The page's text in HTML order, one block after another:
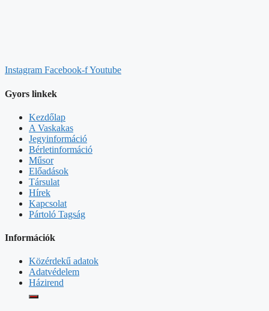
Instagram Facebook-fYoutube
Gyors linkek
Kezdőlap
A Vaskakas
Jegyinformáció
Bérletinformáció
Műsor
Előadások
Társulat
Hírek
Kapcsolat
Pártoló Tagság
Információk
Közérdekű adatok
Adatvédelem
Házirend